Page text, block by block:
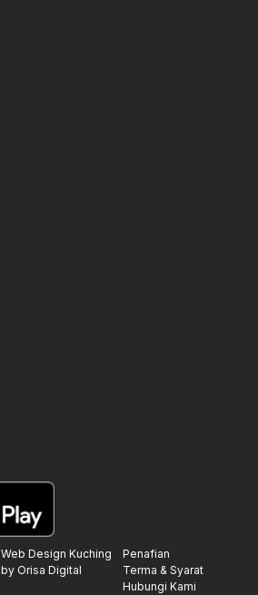
Web Design Kuching
by Orisa Digital
Penafian
Terma & Syarat
Hubungi Kami